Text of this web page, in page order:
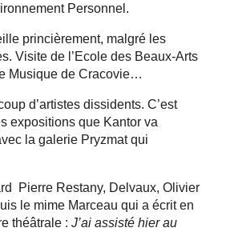
Personnel.
princièrement, malgré les
Visite de l’Ecole des Beaux-Arts
Musique de Cracovie…
d’artistes dissidents. C’est
expositions que Kantor va
la galerie Pryzmat qui
Pierre Restany, Delvaux, Olivier
le mime Marceau qui a écrit en
théâtrale : J’ai assisté hier au